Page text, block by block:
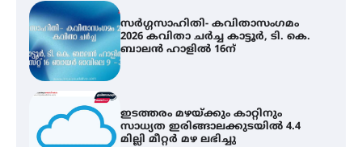
സർഗ്ഗസാഹിതി- കവിതാസംഗമം
2026 കവിതാ ചർച്ച കാട്ടൂർ, ടി. കെ.
ബാലൻ ഹാളിൽ 16ന്
ഇടത്തരം മഴയ്ക്കും കാറ്റിനും
സാധ്യത ഇരിങ്ങാലക്കുടയിൽ 4.4
മില്ലി മീറ്റർ മഴ ലഭിച്ചു